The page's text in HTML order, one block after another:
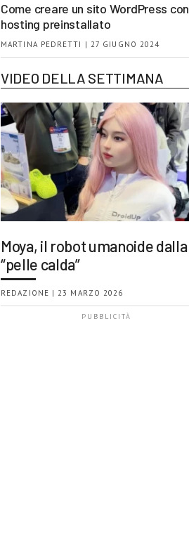
Come creare un sito WordPress con
hosting preinstallato
MARTINA PEDRETTI | 27 GIUGNO 2024
VIDEO DELLA SETTIMANA
Moya, il robot umanoide dalla
“pelle calda”
REDAZIONE | 23 MARZO 2026